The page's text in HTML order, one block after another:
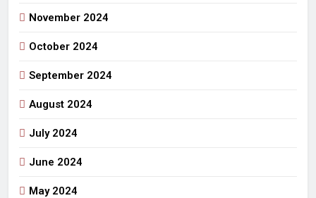
November 2024
October 2024
September 2024
August 2024
July 2024
June 2024
May 2024